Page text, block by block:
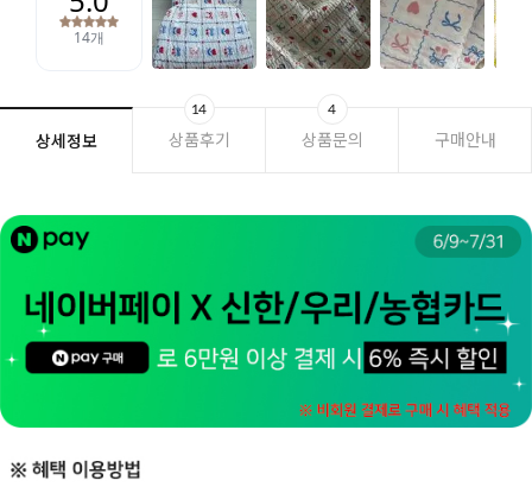
상세정보 상품후기
14
상품문의
4
구매안내